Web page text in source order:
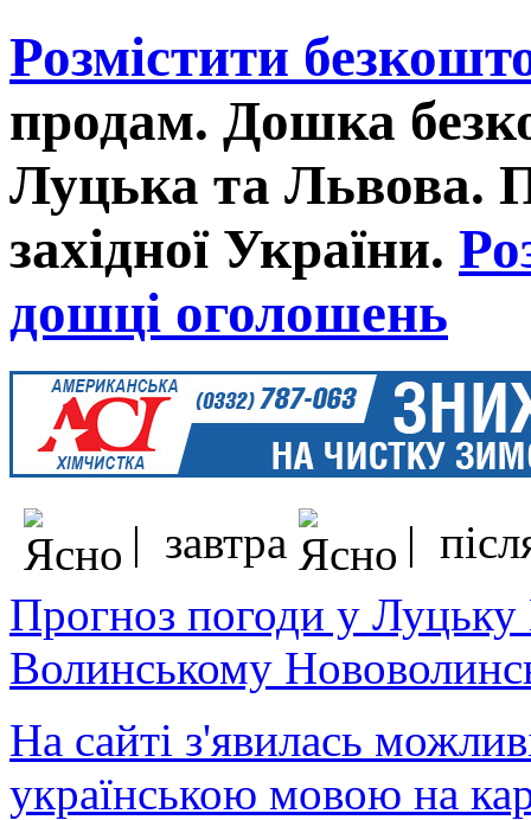
Розмістити
продам. Дошка
Луцька та Львова.
західної України.
дошці оголошень
| завтра
|
Прогноз погоди у
Волинському
На сайті з'явилась
українською мовою на